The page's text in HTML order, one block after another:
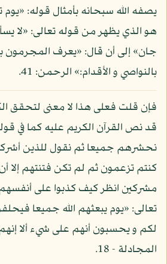
يصفه الله سبحانه بأمثال قوله: «يوم
هو الذي يظهر من قوله تعالى: «لا
جان» إلى أن قال: «يعرف
بالنواصي و الأقدام:» الرحمن: 41.
فإن قلت فعلى هذا لا معنى لتحقق
قد نص القرآن الكريم عليه كما في
نحشرهم جميعا ثم نقول للذين
كنتم تزعمون ثم لم تكن فتنتهم إلا أن
تعالى: «يوم يبعثهم الله جميعا
لكم و يحسبون أنهم على شيء ألا
المجادلة - 18.